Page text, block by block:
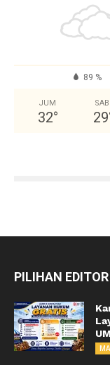
89 %
JUM
32°
SAB
29
PILIHAN EDITOR